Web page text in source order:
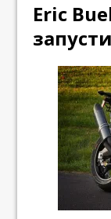
Eric